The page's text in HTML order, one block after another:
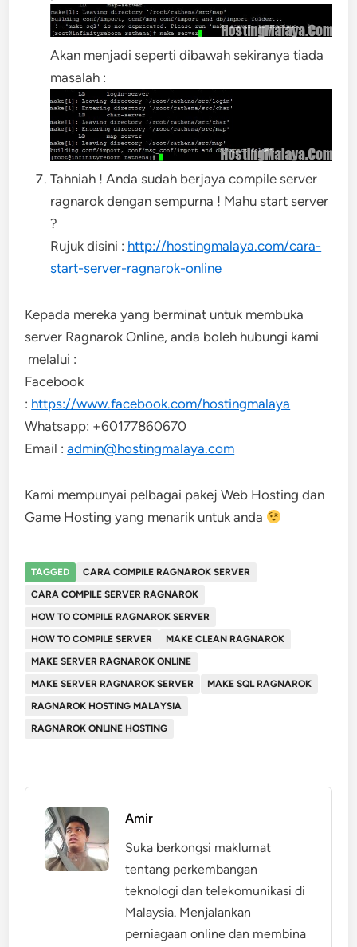
Akan menjadi seperti dibawah sekiranya tiada
masalah :
Tahniah ! Anda sudah berjaya compile server
ragnarok dengan sempurna ! Mahu start server
?
Rujuk disini : http://hostingmalaya.com/cara-
start-server-ragnarok-online
Kepada mereka yang berminat untuk membuka
server Ragnarok Online, anda boleh hubungi kami
melalui :
Facebook
: https://www.facebook.com/hostingmalaya
Whatsapp: +60177860670
Email :admin@hostingmalaya.com
Kami mempunyai pelbagai pakej Web Hosting dan
Game Hosting yang menarik untuk anda
TAGGED
CARA COMPILE RAGNAROK SERVER
CARA COMPILE SERVER RAGNAROK
HOW TO COMPILE RAGNAROK SERVER
HOW TO COMPILE SERVER
MAKE CLEAN RAGNAROK
MAKE SERVER RAGNAROK ONLINE
MAKE SERVER RAGNAROK SERVER
MAKE SQL RAGNAROK
RAGNAROK HOSTING MALAYSIA
RAGNAROK ONLINE HOSTING
Amir
Suka berkongsi maklumat
tentang perkembangan
teknologi dan telekomunikasi di
Malaysia. Menjalankan
perniagaan online dan membina